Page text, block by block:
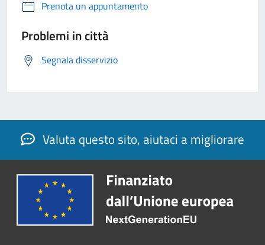
Prenota un appuntamento
Problemi in città
Segnala disservizio
Valuta questo sito, aiutaci a migliorare